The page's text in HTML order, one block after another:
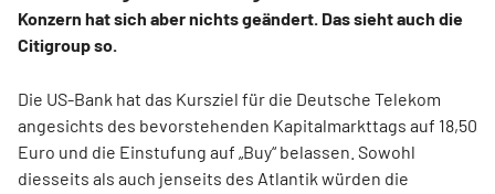
Konzern hat sich aber nichts geändert. Das sieht auch die
Citigroup so.
Die US-Bank hat das Kursziel für die Deutsche Telekom
angesichts des bevorstehenden Kapitalmarkttags auf 18,50
Euro und die Einstufung auf „Buy“ belassen. Sowohl
diesseits als auch jenseits des Atlantik würden die